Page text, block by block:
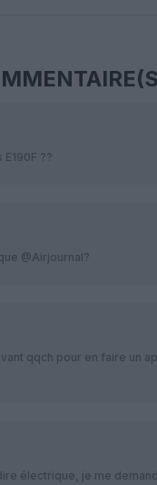
??
@Airjournal?
qqch pour en faire un
électrique, je me